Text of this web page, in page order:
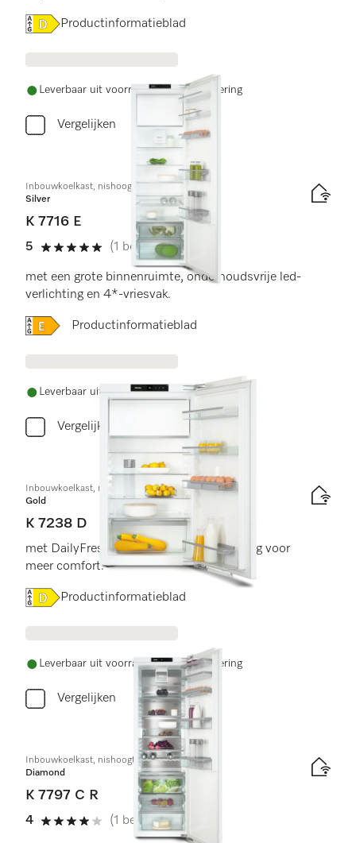
Online Label Flag, Energielabel
Productinformatieblad
Leverbaar uit voorraad met gratis levering
Vergelijken
Inbouwkoelkast, nishoogte 178 cm
Silver
K 7716 E
5
5 sterren op 5
(1 beoordeling)
met een grote binnenruimte, onderhoudsvrije led-
verlichting en 4*-vriesvak.
Online Label Flag, Energielabel
Productinformatieblad
Leverbaar uit voorraad met gratis levering
Vergelijken
Inbouwkoelkast, nishoogte 102 cm
Gold
K 7238 D
met DailyFresh en moderne led-verlichting voor
meer comfort.
Online Label Flag, Energielabel
Productinformatieblad
Leverbaar uit voorraad met gratis levering
Vergelijken
Inbouwkoelkast, nishoogte 178 cm
Diamond
K 7797 C R
4
4 sterren op 5
(1 beoordeling)